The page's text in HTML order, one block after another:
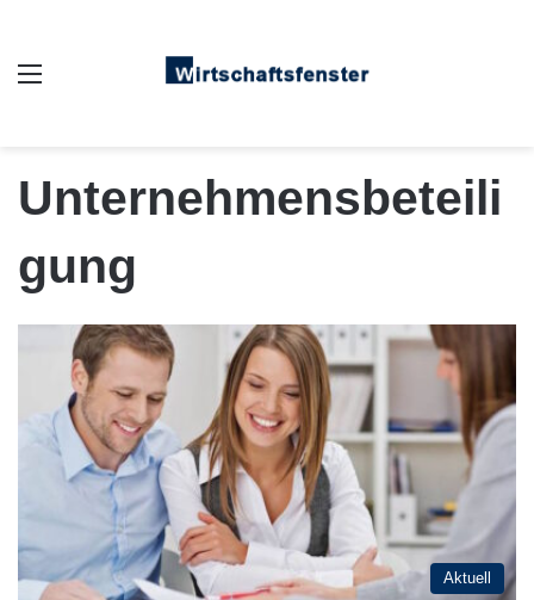
Unternehmensbeteili
gung
Aktuell